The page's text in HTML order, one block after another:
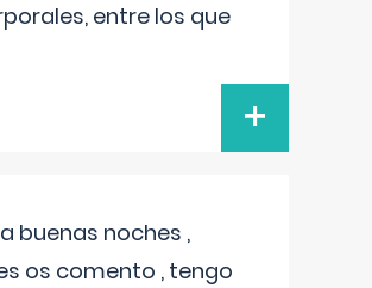
entre los que
+
buenas noches ,
os comento , tengo